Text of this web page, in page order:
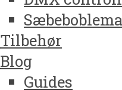
Tilbehør
Blog
Guides